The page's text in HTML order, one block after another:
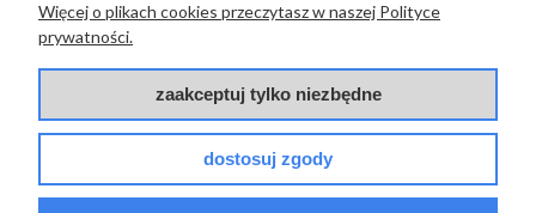
PŁATNOŚCI I DOSTAWA
Więcej o plikach cookies przeczytasz w naszej Polityce
prywatności.
zaakceptuj tylko niezbędne
dostosuj zgody